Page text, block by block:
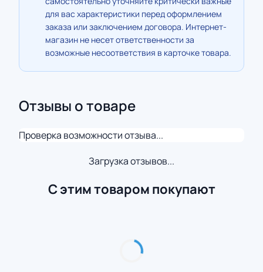
для вас характеристики перед оформлением
заказа или заключением договора. Интернет-
магазин не несет ответственности за
возможные несоответствия в карточке товара.
Отзывы о товаре
Проверка возможности отзыва...
Загрузка отзывов...
С этим товаром покупают